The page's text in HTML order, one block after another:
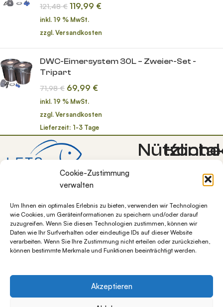
Cookie-Zustimmung
verwalten
Um Ihnen ein optimales Erlebnis zu bieten, verwenden wir Technologien
wie Cookies, um Geräteinformationen zu speichern und/oder darauf
zuzugreifen. Wenn Sie diesen Technologien zustimmen, können wir
Daten wie Ihr Surfverhalten oder eindeutige IDs auf dieser Website
verarbeiten. Wenn Sie Ihre Zustimmung nicht erteilen oder zurückziehen,
können bestimmte Merkmale und Funktionen beeinträchtigt werden.
Akzeptieren
121,48€ 119,99 €
inkl. 19 % MwSt.
zzgl.Versandkosten
DWC-Eimersystem 30L – Zweier-Set -
Tripart
71,98€ 69,99 €
inkl. 19 % MwSt.
zzgl.Versandkosten
Lieferzeit: 1-3 Tage
Nützliche
Blog
Datenschutz
Impressum
uns
Bocksweg 7
Burgdorf OT
Westerlinde
+49 5347
1284997